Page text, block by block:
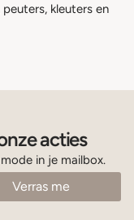
kleuters en
acties
in je mailbox.